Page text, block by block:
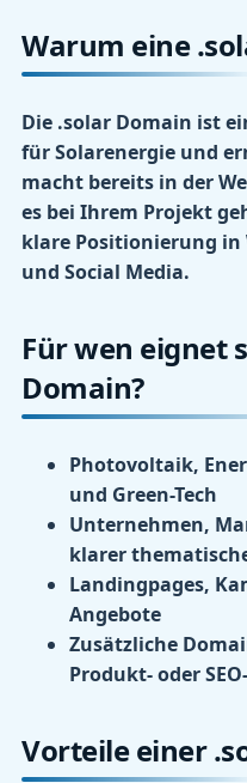
Warum eine
Die .solar Domain ist
für Solarenergie und
macht bereits in der
es bei Ihrem Projekt
klare Positionierung in
und Social Media.
Für wen eignet
Domain?
Photovoltaik,
und Green-Tech
Unternehmen,
klarer
Landingpages,
Angebote
Zusätzliche
Produkt- oder
Vorteile einer